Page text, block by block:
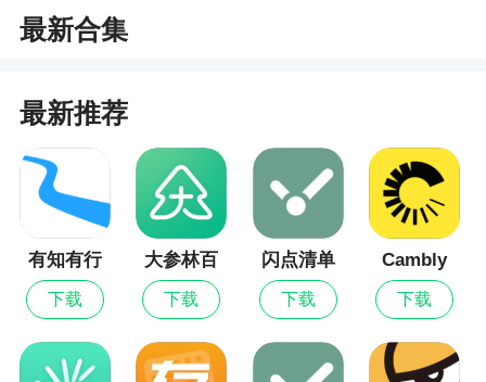
最新合集
最新推荐
有知有行
下载
大参林百
科
下载
闪点清单
最新版
下载
Cambly
下载